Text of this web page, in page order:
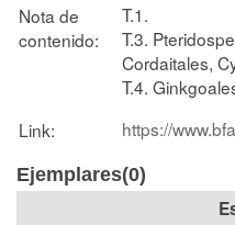
Nota de
contenido:
T.1.
T.3.
Cordaitales,
T.4.
Link:
https://
Ejemplares(0)